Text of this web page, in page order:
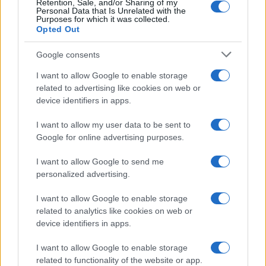
Retention, Sale, and/or Sharing of my
Personal Data that Is Unrelated with the
Purposes for which it was collected.
Opted Out
Google consents
I want to allow Google to enable storage
related to advertising like cookies on web or
device identifiers in apps.
I want to allow my user data to be sent to
Google for online advertising purposes.
I want to allow Google to send me
personalized advertising.
I want to allow Google to enable storage
related to analytics like cookies on web or
device identifiers in apps.
I want to allow Google to enable storage
related to functionality of the website or app.